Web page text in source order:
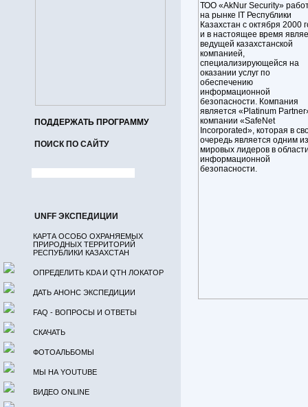
ПОДДЕРЖАТЬ ПРОГРАММУ
ПОИСК ПО САЙТУ
UNFF ЭКСПЕДИЦИИ
КАРТА ОСОБО ОХРАНЯЕМЫХ
ПРИРОДНЫХ ТЕРРИТОРИЙ
РЕСПУБЛИКИ КАЗАХСТАН
ОПРЕДЕЛИТЬ KDA И QTH ЛОКАТОР
ДАТЬ АНОНС ЭКСПЕДИЦИИ
FAQ - ВОПРОСЫ И ОТВЕТЫ
СКАЧАТЬ
ФОТОАЛЬБОМЫ
МЫ НА YOUTUBE
ВИДЕО ONLINE
ТОО «AkNur Security»
на рынке IT Республики
Казахстан с октября 2000
и в настоящее время
ведущей казахстанской
компанией,
специализирующейся на
оказании услуг по
обеспечению
информационной
безопасности. Компания
является «Platinum
компании «SafeNet
Incorporated», которая в
очередь является одним из
мировых лидеров в
информационной
безопасности.